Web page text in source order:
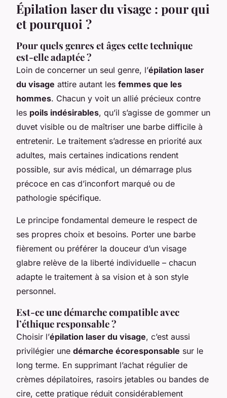
Épilation laser du visage : pour qui
et pourquoi ?
Pour quels genres et âges cette technique
est-elle adaptée ?
Loin de concerner un seul genre, l’épilation laser
du visage attire autant les femmes que les
hommes. Chacun y voit un allié précieux contre
les poils indésirables, qu’il s’agisse de gommer un
duvet visible ou de maîtriser une barbe difficile à
entretenir. Le traitement s’adresse en priorité aux
adultes, mais certaines indications rendent
possible, sur avis médical, un démarrage plus
précoce en cas d’inconfort marqué ou de
pathologie spécifique.
Le principe fondamental demeure le respect de
ses propres choix et besoins. Porter une barbe
fièrement ou préférer la douceur d’un visage
glabre relève de la liberté individuelle – chacun
adapte le traitement à sa vision et à son style
personnel.
Est-ce une démarche compatible avec
l’éthique responsable ?
Choisir l’épilation laser du visage, c’est aussi
privilégier une démarche écoresponsable sur le
long terme. En supprimant l’achat régulier de
crèmes dépilatoires, rasoirs jetables ou bandes de
cire, cette pratique réduit considérablement